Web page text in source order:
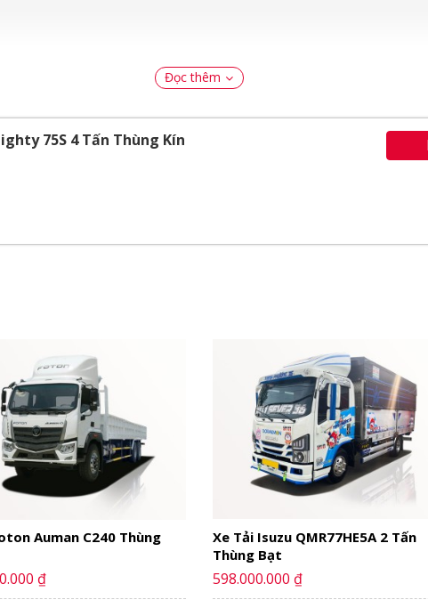
giữa lưới tản nhiệt có khả năng hút gió và làm mát động
rung sốc mang lại cảm giác êm ái nhất khi di chuyển trên
tinh tế và sắc sảo.
Đọc thêm
75S 4 Tấn Thùng Kín
Auman C240 Thùng
₫
Xe Tải Isuzu QMR77HE5A 2 Tấn
Thùng Bạt
598.000.000 ₫